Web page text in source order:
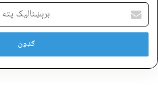
برېښنالیک
پته